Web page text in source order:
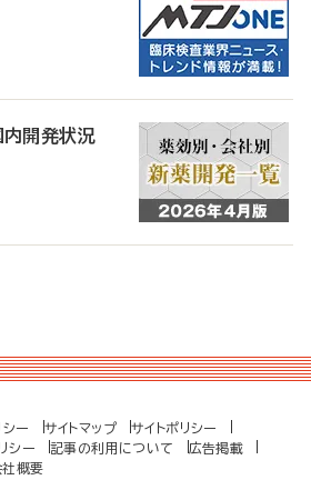
内開発状況
シー サイトマップ
サイトポリシー
シー 記事の利用について
広告掲載
社概要